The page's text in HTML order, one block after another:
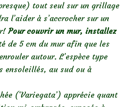
tout seul sur un grillage
l’aider à s’accrocher sur un
Pour couvrir un mur, installez
de 5 cm du mur afin que les
autour. L’espèce type
ensoleillés, au sud ou à
(‘Variegata’) apprécie quant